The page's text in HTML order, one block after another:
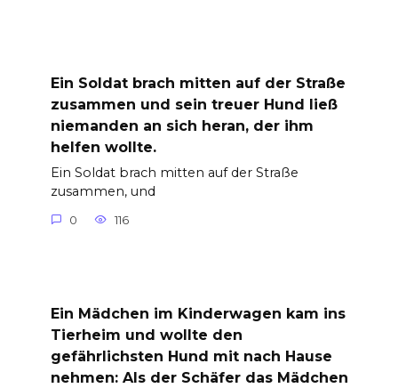
Ein Soldat brach mitten auf der Straße
zusammen und sein treuer Hund ließ
niemanden an sich heran, der ihm
helfen wollte.
Ein Soldat brach mitten auf der Straße
zusammen, und
0 116
Ein Mädchen im Kinderwagen kam ins
Tierheim und wollte den
gefährlichsten Hund mit nach Hause
nehmen: Als der Schäfer das Mädchen